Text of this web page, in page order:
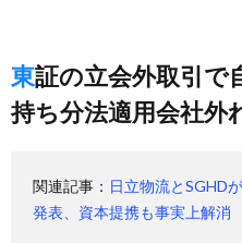
東証の立会外取引で自己株一部買い戻し、
持ち分法適用会社外
関連記事： 日立物流とSGHD
発表、資本提携も事実上解消